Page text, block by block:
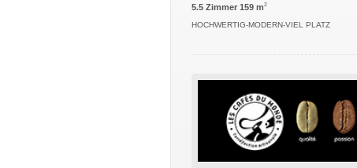
5.5 Zimmer 159 m2
HOCHWERTIG-MODERN-VIEL PLATZ